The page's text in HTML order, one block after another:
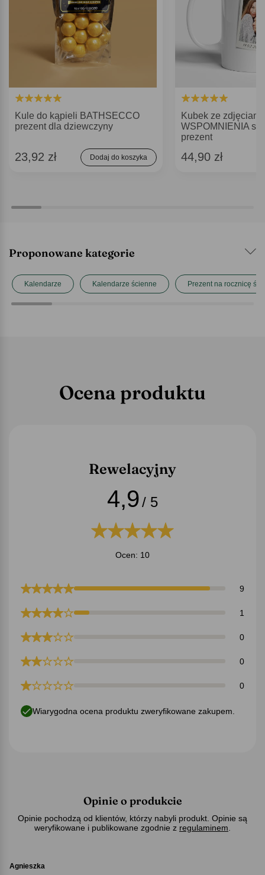
Kule do kąpieli BATHSECCO
prezent dla dziewczyny
23,92 zł Dodaj do koszyka
Kubek ze zdjęciami
WSPOMNIENIA
prezent
44,90 zł
Proponowane kategorie
Kalendarze Kalendarze ścienne Prezent na rocznicę
Ocena produktu
Rewelacyjny
4,9/ 5
Ocen: 10
9
1
0
0
0
Wiarygodna ocena produktu zweryfikowane zakupem.
Opinie o produkcie
Opinie pochodzą od klientów, którzy nabyli produkt. Opinie są
weryfikowane i publikowane zgodnie z regulaminem
Agnieszka